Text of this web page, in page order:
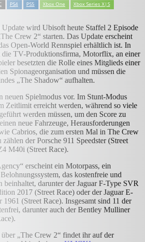
PS4 PS5 Xbox One Xbox Series X|S
Update wird Ubisoft heute Staffel 2 Episode
Crew 2“ starten. Das Update erscheint
Open-World Rennspiel erhältlich ist. In
die TV-Produktionsfirma, Motorflix, an einer
besetzten die Rolle eines Mitglieds einer
Spionageorganisation und müssen die
„The Shadow“ aufhalten.
neuen Spielmodus vor. Im Stunt-Modus
Zeitlimit erreicht werden, während so viele
werden müssen, um den Score zu
neue Fahrzeuge, Herausforderungen
Cabrios, die zum ersten Mal in The Crew
zählen der Porsche 911 Speedster (Street
M40i (Street Race).
erscheint ein Motorpass, ein
das kostenfreie und
beinhaltet, darunter der Jaguar F-Type SVR
2017 (Street Race) oder der Jaguar E-
1961 (Street Race). Insgesamt sind 11 der
darunter auch der Bentley Mulliner
über „The Crew 2“ findet ihr auf der